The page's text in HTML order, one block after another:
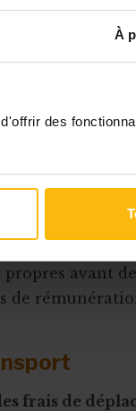
À
des
avant
de
frais de